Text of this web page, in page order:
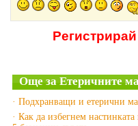
Още за Етеричните
· Подхранващи и етерични
· Как да избегнем